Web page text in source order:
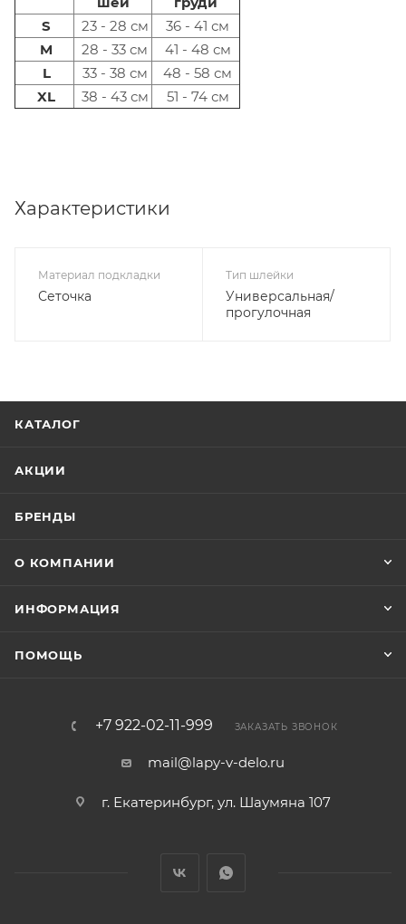
S
23 - 28 см
36 - 41 см
M
28 - 33 см
41 - 48 см
L
33 - 38 см
48 - 58 см
XL
38 - 43 см 51 - 74 см
Характеристики
Материал подкладки
Сеточка
Тип шлейки
Универсальная/
прогулочная
КАТАЛОГ
АКЦИИ
БРЕНДЫ
О КОМПАНИИ
ИНФОРМАЦИЯ
ПОМОЩЬ
+7 922-02-11-999 ЗАКАЗАТЬ ЗВОНОК
mail@lapy-v-delo.ru
г. Екатеринбург, ул. Шаумяна 107